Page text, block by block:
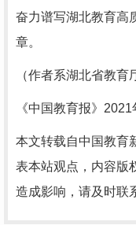
奋力谱写湖北教育高
章。
（作者系湖北省教育
《中国教育报》
本文转载自中国教育
表本站观点，内容版
造成影响，请及时联